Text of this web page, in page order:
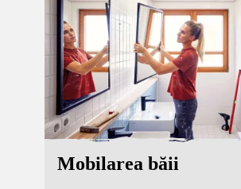
Mobilarea băii